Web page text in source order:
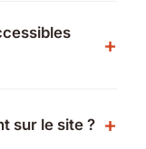
sur le site ?